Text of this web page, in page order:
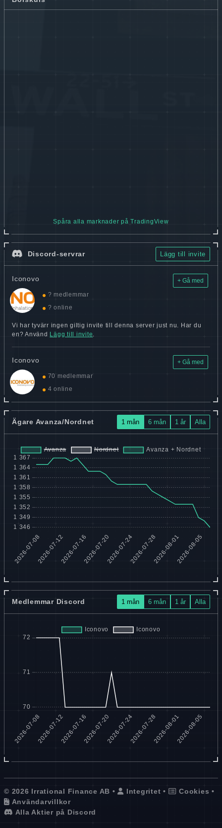
Spåra alla marknader på TradingView
Discord-servrar Lägg till invite
Iconovo
? medlemmar
? online
+ Gå med
Vi har tyvärr ingen giltig invite till denna server just nu. Har du
en? Använd Lägg till invite.
Iconovo
70 medlemmar
4 online
+ Gå med
Ägare Avanza/Nordnet 1 mån 6 mån 1 år Alla
Medlemmar Discord 1 mån 6 mån 1 år Alla
© 2026 Irrational Finance AB • Integritet • Cookies •
Användarvillkor
Alla Aktier på Discord